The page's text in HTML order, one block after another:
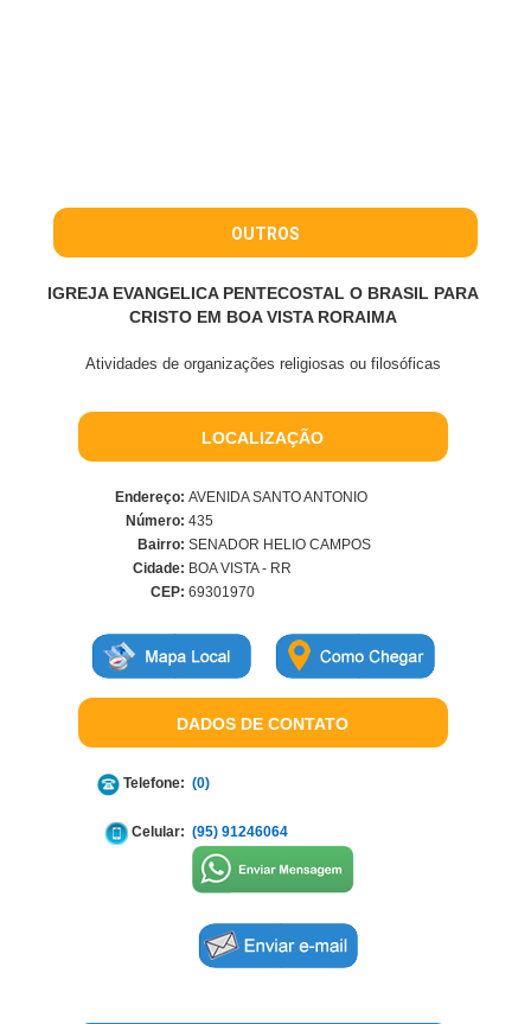
OUTROS
IGREJA EVANGELICA PENTECOSTAL O BRASIL PARA
CRISTO EM BOA VISTA RORAIMA
Atividades de organizações religiosas ou filosóficas
LOCALIZAÇÃO
Endereço: AVENIDA SANTO ANTONIO
Número: 435
Bairro: SENADOR HELIO CAMPOS
Cidade: BOA VISTA - RR
CEP: 69301970
DADOS DE CONTATO
Telefone: (0)
Celular: (95) 91246064